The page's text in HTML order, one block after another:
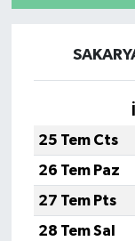
25 Tem Cts
26 Tem Paz
27 Tem Pts
28 Tem Sal